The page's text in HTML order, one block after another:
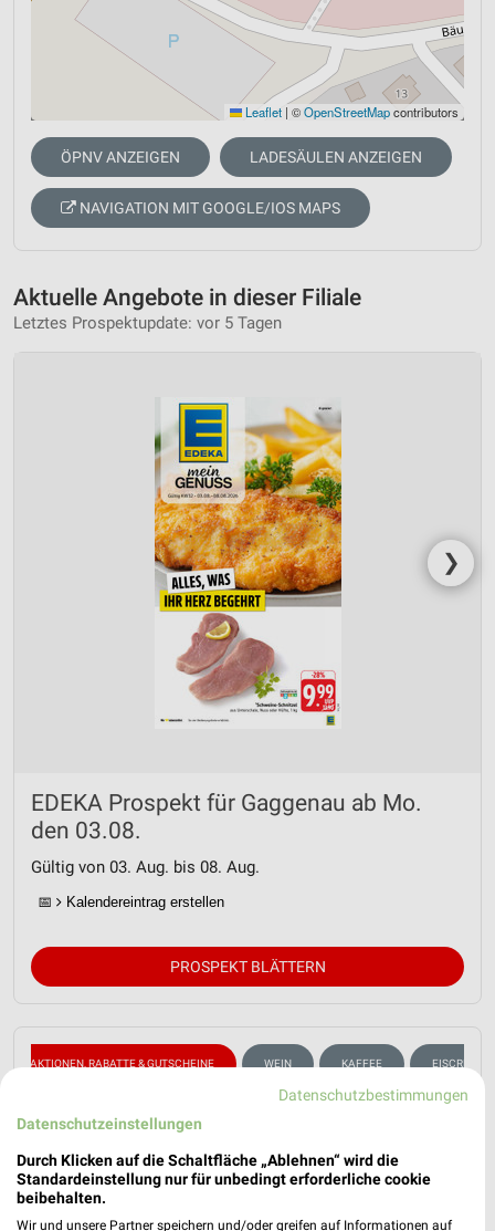
Leaflet | ©OpenStreetMapcontributors
ÖPNV ANZEIGEN LADESÄULEN ANZEIGEN
NAVIGATION MIT GOOGLE/IOS MAPS
Aktuelle Angebote in dieser Filiale
Letztes Prospektupdate: vor 5 Tagen
❯
EDEKA Prospekt für Gaggenau ab Mo.
den 03.08.
Gültig von 03. Aug. bis 08. Aug.
📅 Kalendereintrag erstellen
PROSPEKT BLÄTTERN
AKTIONEN, RABATTE & GUTSCHEINE WEIN KAFFEE EISCREME
Datenschutzbestimmungen
Datenschutzeinstellungen
Durch Klicken auf die Schaltfläche „Ablehnen“ wird die
Standardeinstellung nur für unbedingt erforderliche cookie
beibehalten.
Wir und unsere Partner speichern und/oder greifen auf Informationen auf